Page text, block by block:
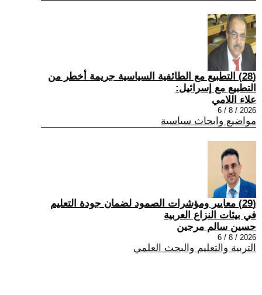
(28) التطبيع مع الطائفية السياسية جريمة أخطر من
التطبيع مع إسرائيل:
علاء اللامي
2026 / 8 / 6
مواضيع وابحاث سياسية
(29) معايير ومؤشرات الصمود لضمان جودة التعليم
في بيئات النزاع العربية
حسين سالم مرجين
2026 / 8 / 6
التربية والتعليم والبحث العلمي